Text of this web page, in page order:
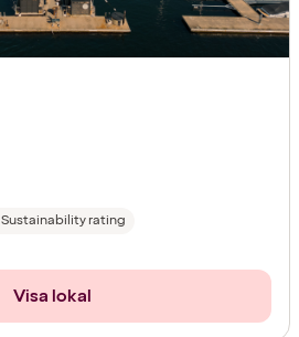
Sustainability rating
Visa lokal